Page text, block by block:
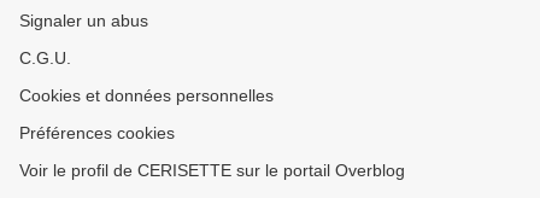
Signaler un abus
C.G.U.
Cookies et données personnelles
Préférences cookies
Voir le profil de CERISETTE sur le portail Overblog